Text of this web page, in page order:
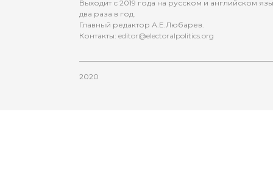
Выходит с 2019 года на русском и английском
два раза в год.
Главный редактор А.Е.Любарев.
Контакты: editor@electoralpolitics.org
2020